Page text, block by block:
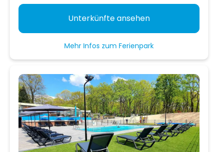
Unterkünfte ansehen
Mehr Infos zum Ferienpark